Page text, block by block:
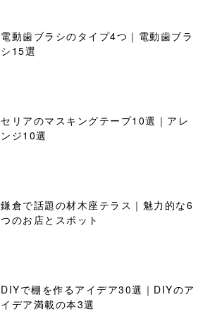
電動歯ブラシのタイプ4つ｜電動歯ブラ
シ15選
セリアのマスキングテープ10選｜アレ
ンジ10選
鎌倉で話題の材木座テラス｜魅力的な6
つのお店とスポット
DIYで棚を作るアイデア30選｜DIYのア
イデア満載の本3選